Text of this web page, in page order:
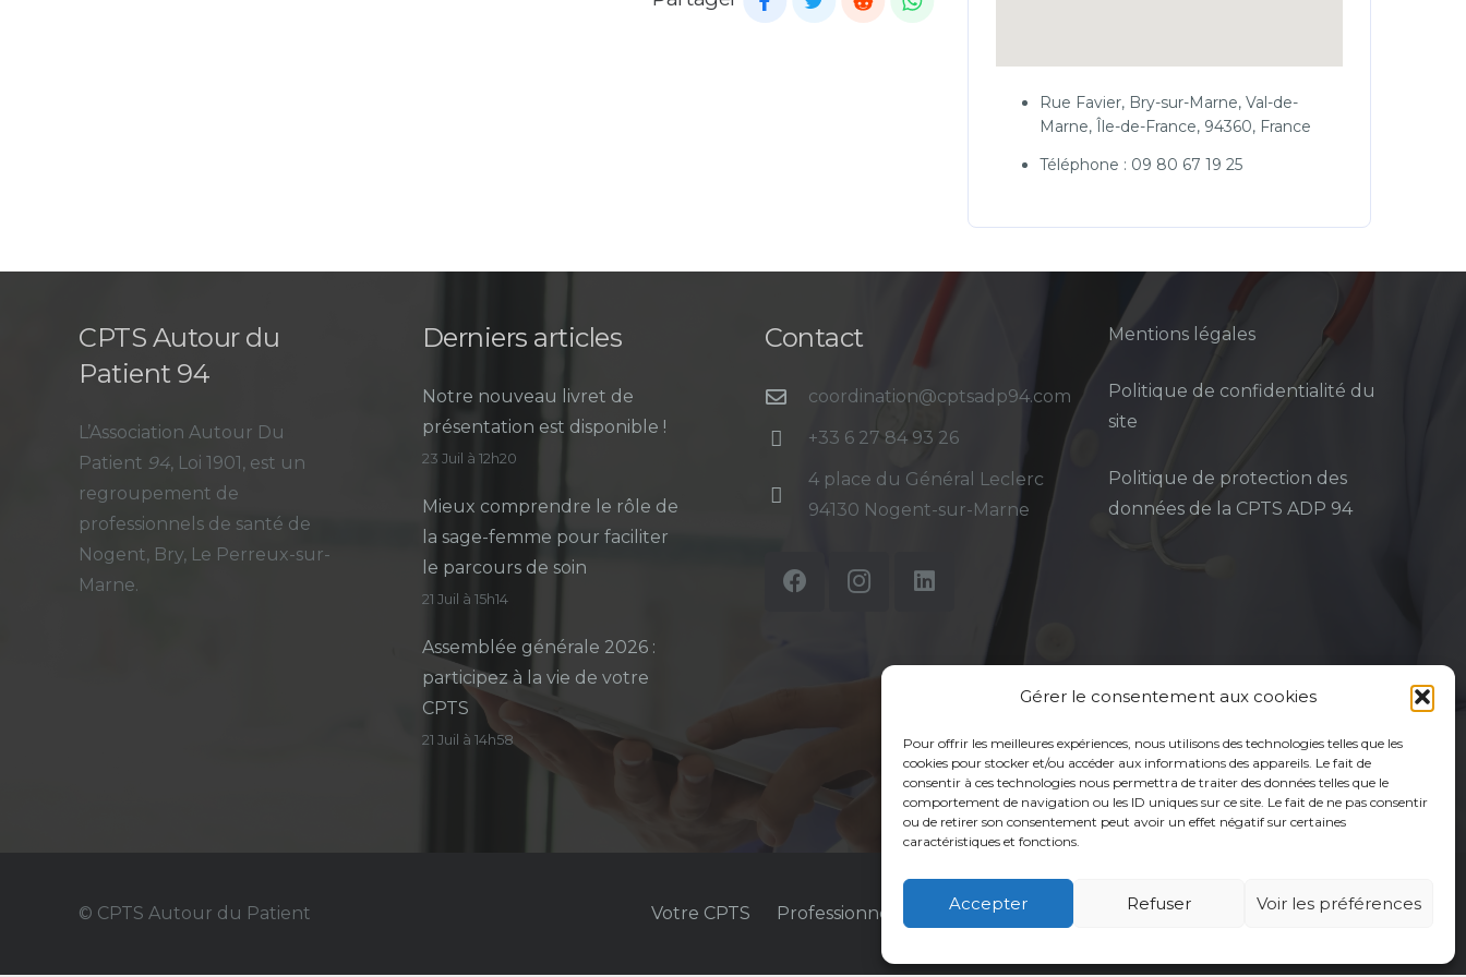
Gérer le consentement aux cookies
Pour offrir les meilleures expériences, nous utilisons des technologies telles que les
cookies pour stocker et/ou accéder aux informations des appareils. Le fait de
consentir à ces technologies nous permettra de traiter des données telles que le
comportement de navigation ou les ID uniques sur ce site. Le fait de ne pas consentir
ou de retirer son consentement peut avoir un effet négatif sur certaines
caractéristiques et fonctions.
Accepter Refuser Voir les préférences
Rue Favier, Bry-sur-Marne, Val-de-
Marne, Île-de-France, 94360, France
Téléphone : 09 80 67 19 25
CPTS Autour du
Patient 94
L’Association Autour Du
Patient 94, Loi 1901, est un
regroupement de
professionnels de santé de
Nogent, Bry, Le Perreux-sur-
Marne.
Derniers articles
Notre nouveau livret de
présentation est disponible !
23 Juil à 12h20
Mieux comprendre le rôle de
la sage-femme pour faciliter
le parcours de soin
21 Juil à 15h14
Assemblée générale 2026 :
participez à la vie de votre
CPTS
21 Juil à 14h58
Contact
coordination@cptsadp94.com
+33 6 27 84 93 26
4 place du Général Leclerc
94130 Nogent-sur-Marne
Mentions légales
Politique de confidentialité du
site
Politique de protection des
données de la CPTS ADP 94
© CPTS Autour du Patient Votre CPTS Professionnels de santé Usagers Actualités Adhérer Contact